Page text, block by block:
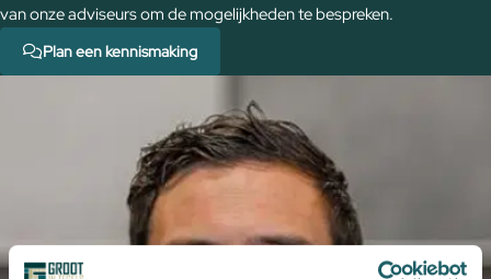
van onze adviseurs om de mogelijkheden te bespreken.
Plan een kennismaking